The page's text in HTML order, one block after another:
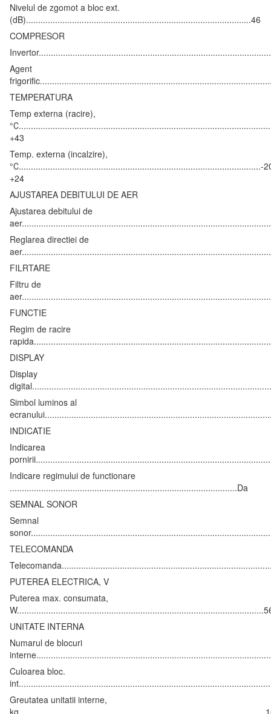
Nivelul de zgomot a bloc ext.
(dB).............................................................................................46
COMPRESOR
Agent
TEMPERATURA
Temp externa (racire),
+43
Temp. externa (incalzire),
°С....................................................................................................-
+24
AJUSTAREA DEBITULUI DE AER
Ajustarea debitului de
Reglarea directiei de
FILRTARE
Filtru de
FUNCTIE
Regim de racire
DISPLAY
Display
Simbol luminos al
INDICATIE
Indicarea
Indicare regimului de functionare
..............................................................................................Da
SEMNAL SONOR
Semnal
TELECOMANDA
PUTEREA ELECTRICA, V
Puterea max. consumata,
UNITATE INTERNA
Numarul de blocuri
Culoarea bloc.
Greutatea unitatii interne,